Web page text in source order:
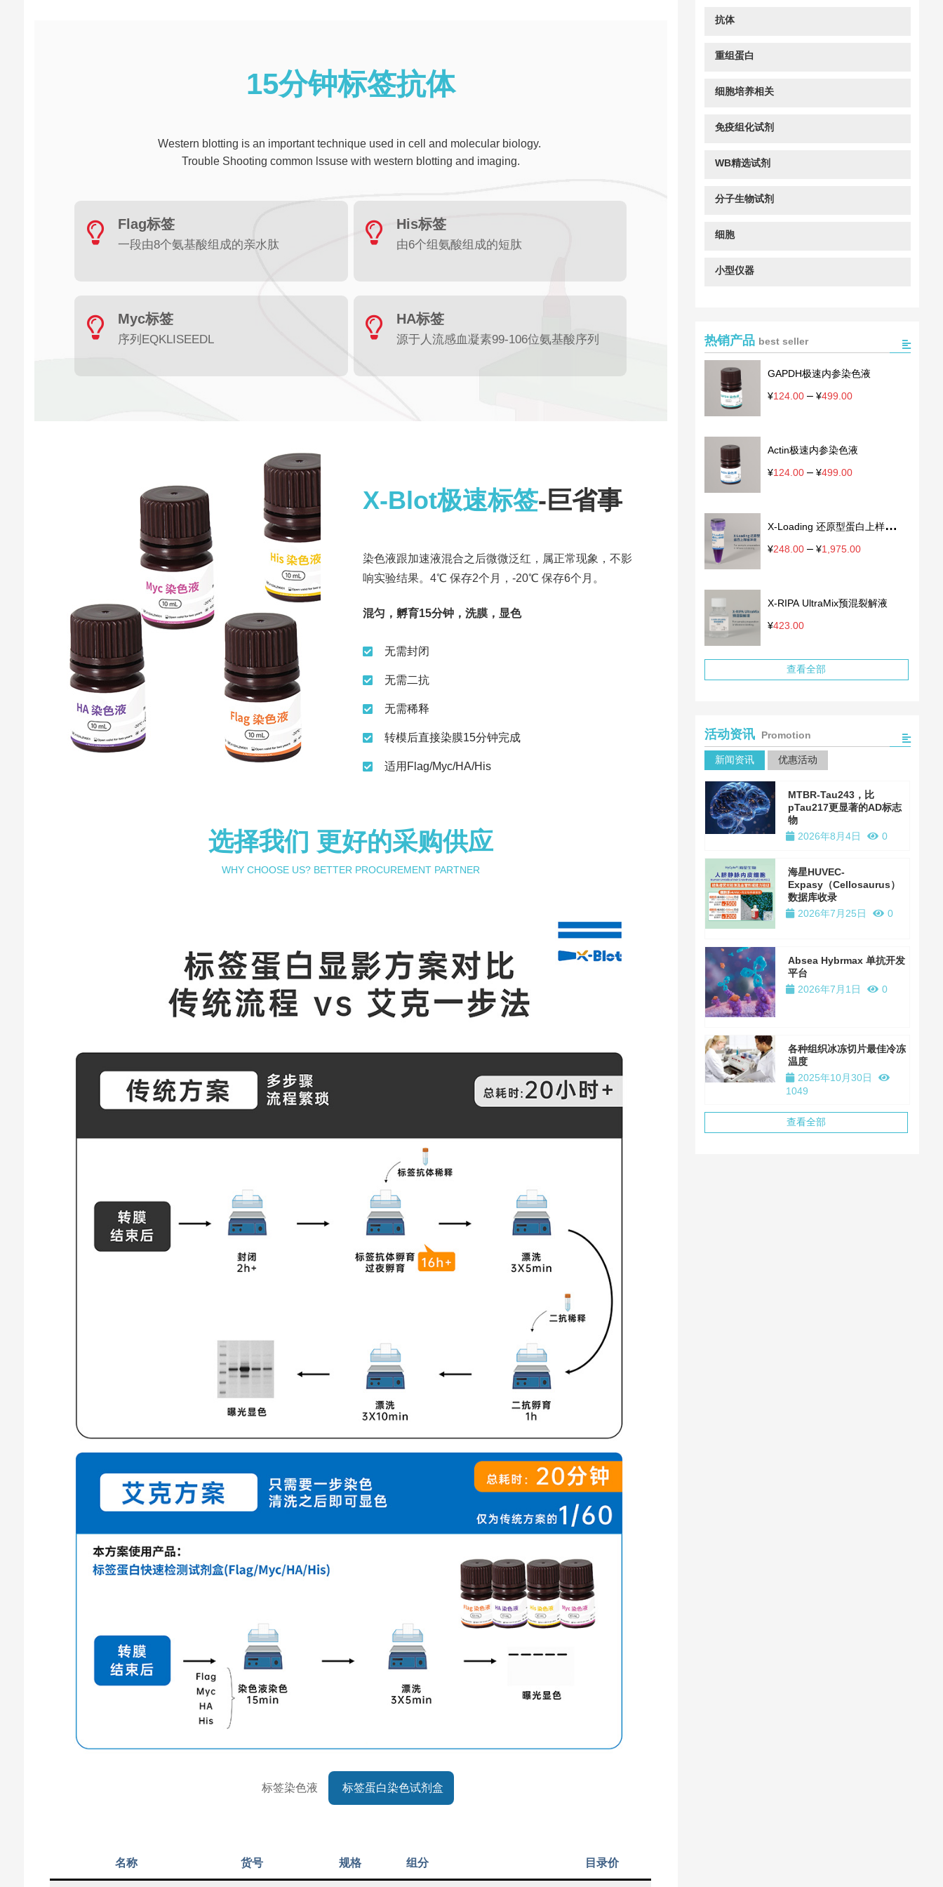
15分钟标签抗体
Western blotting is an important technique used in cell and molecular biology.
Trouble Shooting common lssuse with western blotting and imaging.
Flag标签
一段由8个氨基酸组成的亲水肽
His标签
由6个组氨酸组成的短肽
Myc标签
序列EQKLISEEDL
HA标签
源于人流感血凝素99-106位氨基酸序列
X-Blot极速标签-巨省事
染色液跟加速液混合之后微微泛红，属正常现象，不影
响实验结果。4℃ 保存2个月，-20℃ 保存6个月。
混匀，孵育15分钟，洗膜，显色
无需封闭
无需二抗
无需稀释
转模后直接染膜15分钟完成
适用Flag/Myc/HA/His
选择我们 更好的采购供应
WHY CHOOSE US? BETTER PROCUREMENT PARTNER
标签染色液 标签蛋白染色试剂盒
名称 货号 规格 组分 目录价
抗体
重组蛋白
细胞培养相关
免疫组化试剂
WB精选试剂
分子生物试剂
细胞
小型仪器
热销产品 best seller
GAPDH极速内参染色液
¥124.00 – ¥499.00价
¥124.00
至
Actin极速内参染色液
¥124.00 – ¥499.00价
¥124.00
至
X-Loading 还原型蛋白上样缓冲
液
¥248.00 – ¥1,975.00价
¥248.00
X-RIPA UltraMix预混裂解液
¥423.00
查看全部
活动资讯 Promotion
新闻资讯 优惠活动
MTBR-Tau243，比
pTau217更显著的AD标志
物
2026年8月4日
0
海星HUVEC-
Expasy（Cellosaurus）
数据库收录
2026年7月25日
0
Absea Hybrmax 单抗开发
平台
2026年7月1日
0
各种组织冰冻切片最佳冷冻
温度
2025年10月30日
1049
查看全部